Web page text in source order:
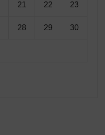
21 22 23
28 29 30